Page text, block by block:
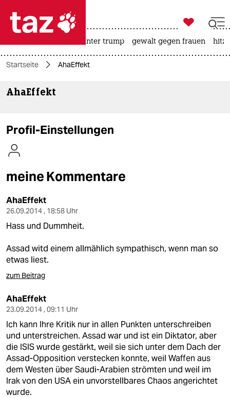
 taz zahl ich
taz zahl ich
themen
kultur
sport
berlin
nord
wahrheit
verlag
verlag
veranstaltungen
shop
fragen & hilfe

taz zahl ich
usa unter trump gewalt gegen frauen hitze
Startseite AhaEffekt
AhaEffekt
Profil-Einstellungen
meine Kommentare
AhaEffekt
26.09.2014 , 18:58 Uhr
Hass und Dummheit.
Assad witd einem allmählich sympathisch, wenn man so
etwas liest.
zum Beitrag
AhaEffekt
23.09.2014 , 09:11 Uhr
Ich kann Ihre Kritik nur in allen Punkten unterschreiben
und unterstreichen. Assad war und ist ein Diktator, aber
die ISIS wurde gestärkt, weil sie sich unter dem Dach der
Assad-Opposition verstecken konnte, weil Waffen aus
dem Westen über Saudi-Arabien strömten und weil im
Irak von den USA ein unvorstellbares Chaos angerichtet
wurde.